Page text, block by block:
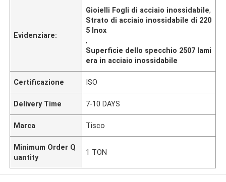
Evidenziare:
Gioielli Fogli di acciaio inossidabile,
Strato di acciaio inossidabile di 220
5 Inox
,
Superficie dello specchio 2507 lami
era in acciaio inossidabile
Certificazione ISO
Delivery Time 7-10 DAYS
Marca Tisco
Minimum Order Q
uantity
1 TON